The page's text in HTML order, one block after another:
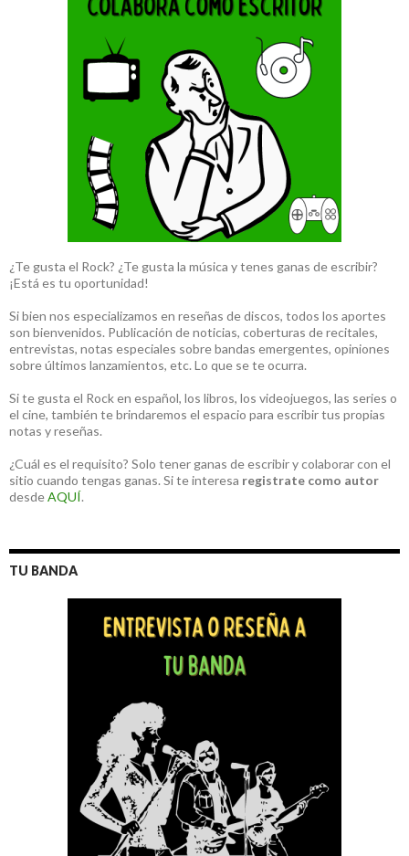
¿Te gusta el Rock? ¿Te gusta la música y tenes ganas de escribir?
¡Está es tu oportunidad!
Si bien nos especializamos en reseñas de discos, todos los aportes
son bienvenidos. Publicación de noticias, coberturas de recitales,
entrevistas, notas especiales sobre bandas emergentes, opiniones
sobre últimos lanzamientos, etc. Lo que se te ocurra.
Si te gusta el Rock en español, los libros, los videojuegos, las series o
el cine, también te brindaremos el espacio para escribir tus propias
notas y reseñas.
¿Cuál es el requisito? Solo tener ganas de escribir y colaborar con el
sitio cuando tengas ganas. Si te interesa registrate como autor
desdeAQUÍ.
TU BANDA